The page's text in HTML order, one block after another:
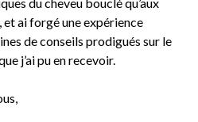
ai forgé une expérience
de conseils prodigués sur le
j’ai pu en recevoir.